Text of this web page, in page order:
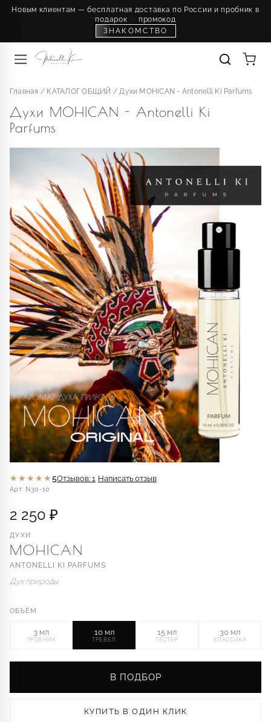
Новым клиентам — бесплатная доставка по России и пробник в
подарок ·
промокод
ЗНАКОМСТВО
Главная / КАТАЛОГ ОБЩИЙ /Духи MOHICAN - Antonelli Ki Parfums
Духи MOHICAN - Antonelli Ki
Parfums
★★★★★5Отзывов: 1 Написать отзыв
Арт: N30-10
2 250 ₽
ДУХИ
MOHICAN
ANTONELLI KI PARFUMS
Дух природы
ОБЪЁМ
3 мл
ПРОБНИК
10 мл
ТРЕВЕЛ
15 мл
ТЕСТЕР
30 мл
КЛАССИКА
В ПОДБОР
КУПИТЬ В ОДИН КЛИК